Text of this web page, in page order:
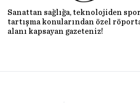
Sanattan sağlığa, teknolojiden
tartışma konularından özel
alanı kapsayan gazeteniz!